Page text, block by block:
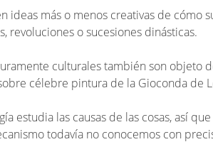
ideas más o menos creativas de cómo
revoluciones o sucesiones dinásticas.
culturales también son objeto
célebre pintura de la Gioconda de
estudia las causas de las cosas, así
todavía no conocemos con